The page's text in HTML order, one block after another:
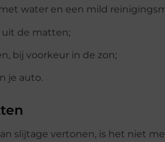
water en een mild
uit de matten;
bij voorkeur in de zon;
je auto.
slijtage vertonen, is het niet